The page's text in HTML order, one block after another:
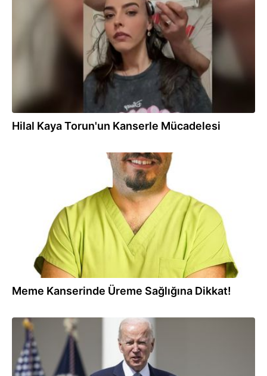
Hilal Kaya Torun'un Kanserle Mücadelesi
Meme Kanserinde Üreme Sağlığına Dikkat!
12.10.2025